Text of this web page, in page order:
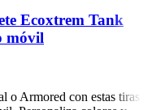
Ecoxtrem Tank
móvil
o Armored con estas tiras